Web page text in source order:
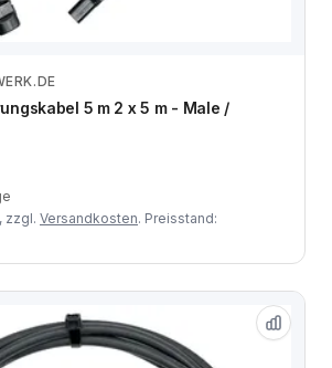
Zum Angebot
5 m 2 x 5 m - Male /
zzgl. Versandkosten. Preisstand: